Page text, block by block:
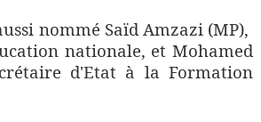
nommé Saïd Amzazi (MP),
nationale, et Mohamed
d'Etat à la Formation